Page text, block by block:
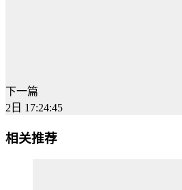
下一篇
2日 17:24:45
相关推荐